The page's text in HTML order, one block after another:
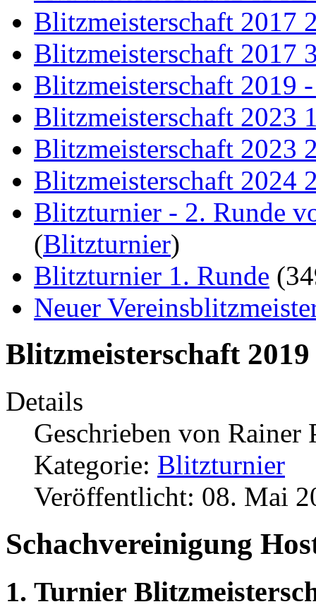
Blitzmeisterschaft 2017
Blitzmeisterschaft 2017
Blitzmeisterschaft 2019
Blitzmeisterschaft 2023
Blitzmeisterschaft 2023
Blitzmeisterschaft 2024
Blitzturnier - 2. Runde
(Blitzturnier)
Blitzturnier 1. Runde
Neuer
Blitzmeisterschaft
Details
Geschrieben von Rainer
Kategorie: Blitzturnier
Veröffentlicht: 08. Mai
Schachvereinigung
1. Turnier